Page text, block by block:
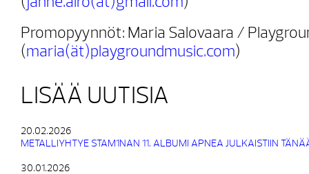
Promopyynnöt: Maria Salovaara /
(maria(ät)playgroundmusic.com)
LISÄÄ UUTISIA
20.02.2026
METALLIYHTYE STAM1NAN 11. ALBUMI APNEA JULKAISTIIN
30.01.2026